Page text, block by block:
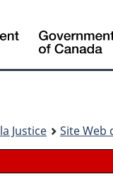
Justice Site Web